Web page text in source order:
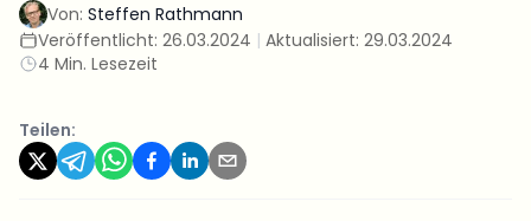
Von: Steffen Rathmann
Veröffentlicht: 26.03.2024 | Aktualisiert: 29.03.2024
4 Min. Lesezeit
Teilen: